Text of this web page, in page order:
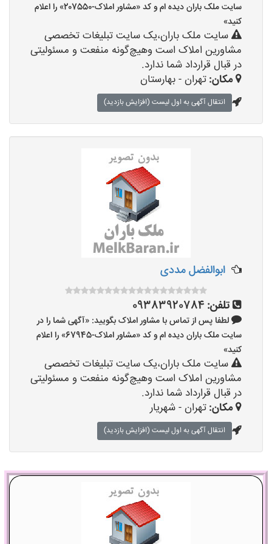
سایت ملک باران دیده ام و کد «مشاور املاک-207550» را اعلام
کنید»
سایت ملک باران،یک سایت تبلیغات تخصصی
مشاورین املاک است وهیچ‌گونه منفعت و مسئولیتی
در قبال قرارداد شما ندارد.
مکان:تهران - بهارستان
انتقال آگهی به اول لیست (افزایش بازدید)
ابوالفضل مددی
تلفن: 09383920784
لطفا پس از تماس با مشاور املاک بگویید: «آگهی شما را در
سایت ملک باران دیده ام و کد «مشاور املاک-67945» را اعلام
کنید»
سایت ملک باران،یک سایت تبلیغات تخصصی
مشاورین املاک است وهیچ‌گونه منفعت و مسئولیتی
در قبال قرارداد شما ندارد.
مکان:تهران - شهریار
انتقال آگهی به اول لیست (افزایش بازدید)